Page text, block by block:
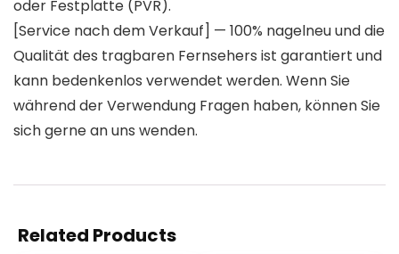
oder Festplatte (PVR).
[Service nach dem Verkauf] — 100% nagelneu und die
Qualität des tragbaren Fernsehers ist garantiert und
kann bedenkenlos verwendet werden. Wenn Sie
während der Verwendung Fragen haben, können Sie
sich gerne an uns wenden.
Related Products